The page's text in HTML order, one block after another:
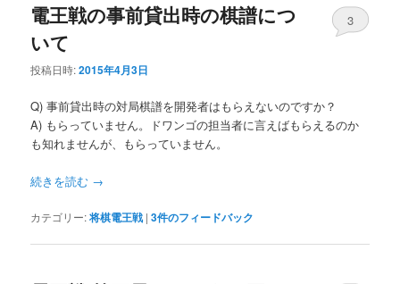
電王戦の事前貸出時の棋譜につ
いて
投稿日時:2015年4月3日
3
Q) 事前貸出時の対局棋譜を開発者はもらえないのですか？
A) もらっていません。ドワンゴの担当者に言えばもらえるのか
も知れませんが、もらっていません。
続きを読む →
カテゴリー:将棋電王戦 |3件のフィードバック